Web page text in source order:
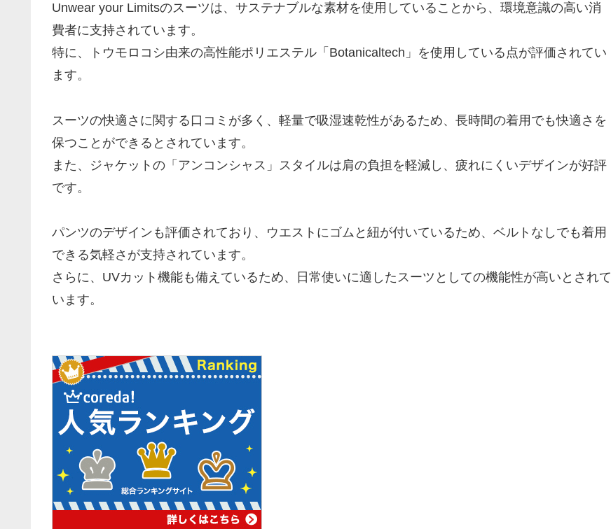
Unwear your Limitsのスーツは、サステナブルな素材を使用していることから、環境意識の高い消
費者に支持されています。
特に、トウモロコシ由来の高性能ポリエステル「Botanicaltech」を使用している点が評価されてい
ます。
スーツの快適さに関する口コミが多く、軽量で吸湿速乾性があるため、長時間の着用でも快適さを
保つことができるとされています。
また、ジャケットの「アンコンシャス」スタイルは肩の負担を軽減し、疲れにくいデザインが好評
です。
パンツのデザインも評価されており、ウエストにゴムと紐が付いているため、ベルトなしでも着用
できる気軽さが支持されています。
さらに、UVカット機能も備えているため、日常使いに適したスーツとしての機能性が高いとされて
います。